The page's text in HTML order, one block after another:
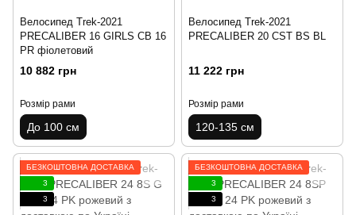
Велосипед Trek-2021
PRECALIBER 16 GIRLS CB 16
PR фіолетовий
10 882 грн
Розмір рами
До 100 см
Велосипед Trek-2021
PRECALIBER 20 CST BS BL
11 222 грн
Розмір рами
120-135 см
БЕЗКОШТОВНА ДОСТАВКА
3
3
БЕЗКОШТОВНА ДОСТАВКА
3
3